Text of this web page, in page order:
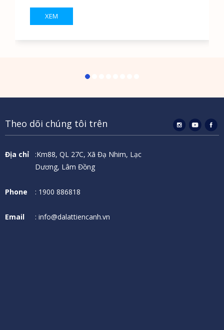
XEM
Theo dõi chúng tôi trên
Địa chỉ
:Km88, QL 27C, Xã Đạ Nhim, Lạc
Dương, Lâm Đồng
Phone : 1900 886818
Email : info@dalattiencanh.vn